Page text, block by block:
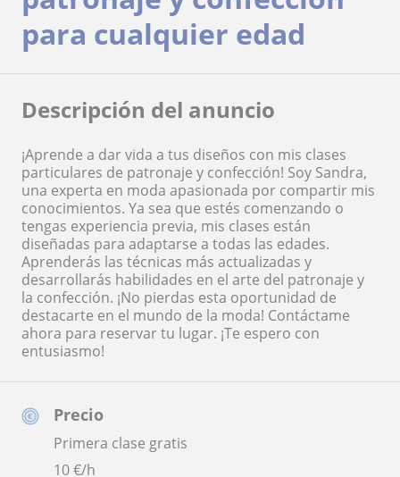
Precio
Primera clase gratis
10€/h
para cualquier edad
Descripción del anuncio
¡Aprende a dar vida a tus diseños con mis clases
particulares de patronaje y confección! Soy Sandra,
una experta en moda apasionada por compartir mis
conocimientos. Ya sea que estés comenzando o
tengas experiencia previa, mis clases están
diseñadas para adaptarse a todas las edades.
Aprenderás las técnicas más actualizadas y
desarrollarás habilidades en el arte del patronaje y
la confección. ¡No pierdas esta oportunidad de
destacarte en el mundo de la moda! Contáctame
ahora para reservar tu lugar. ¡Te espero con
entusiasmo!